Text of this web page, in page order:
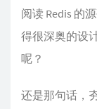
阅读 Redis 的
得很深奥的设
呢？
还是那句话，